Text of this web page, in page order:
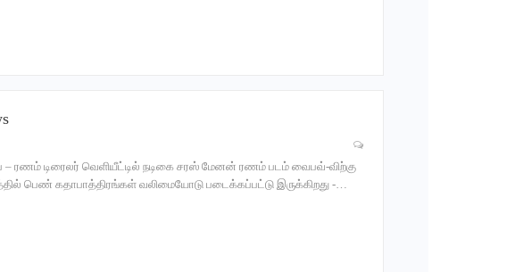
ரணம் டிரைலர் வெளியீட்டில் நடிகை சரஸ் மேனன் ரணம் படம் வைபவ்-விற்கு
பெண் கதாபாத்திரங்கள் வலிமையோடு படைக்கப்பட்டு இருக்கிறது -…